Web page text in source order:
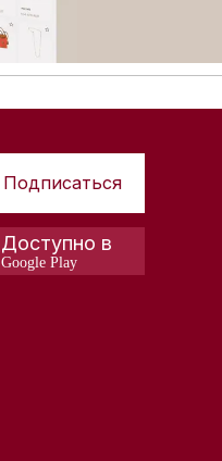
Подписаться
Доступно в
Google Play